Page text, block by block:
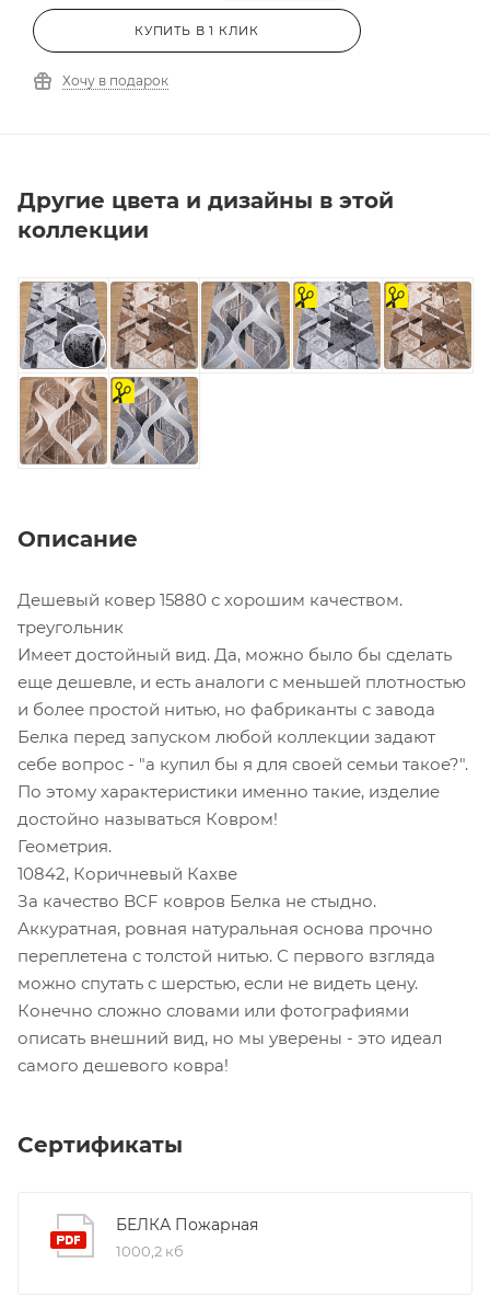
КУПИТЬ В 1 КЛИК
Хочу в подарок
Другие цвета и дизайны в этой
коллекции
на
отрез
на
отрез
на
отрез
Описание
Дешевый ковер 15880 с хорошим качеством.
треугольник
Имеет достойный вид. Да, можно было бы сделать
еще дешевле, и есть аналоги с меньшей плотностью
и более простой нитью, но фабриканты с завода
Белка перед запуском любой коллекции задают
себе вопрос - "а купил бы я для своей семьи такое?".
По этому характеристики именно такие, изделие
достойно называться Ковром!
Геометрия.
10842, Коричневый Кахве
За качество BCF ковров Белка не стыдно.
Аккуратная, ровная натуральная основа прочно
переплетена с толстой нитью. С первого взгляда
можно спутать с шерстью, если не видеть цену.
Конечно сложно словами или фотографиями
описать внешний вид, но мы уверены - это идеал
самого дешевого ковра!
Сертификаты
БЕЛКА Пожарная
1000,2 кб